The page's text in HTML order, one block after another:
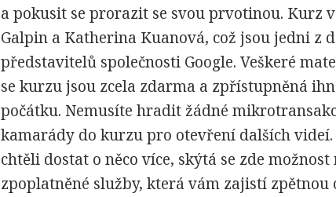
a pokusit se prorazit se svou prvotinou. Kurz
Galpin a Katherina Kuanová, což jsou jedni z
představitelů společnosti Google. Veškeré
se kurzu jsou zcela zdarma a zpřístupněná
počátku. Nemusíte hradit žádné
kamarády do kurzu pro otevření dalších videí.
chtěli dostat o něco více, skýtá se zde
zpoplatněné služby, která vám zajistí zpětnou